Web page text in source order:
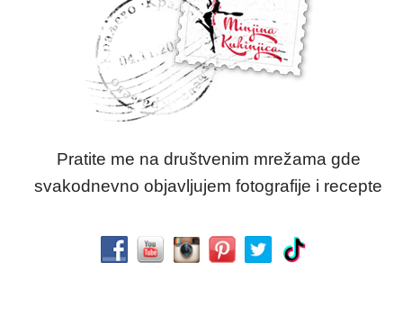
Pratite me na društvenim mrežama gde
svakodnevno objavljujem fotografije i recepte